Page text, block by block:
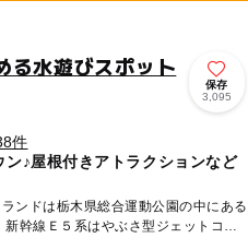
る水遊びスポット
保存
3,095
件
ン♪屋根付きアトラクションなど
ンドは栃木県総合運動公園の中にある
新幹線Ｅ５系はやぶさ型ジェットコー